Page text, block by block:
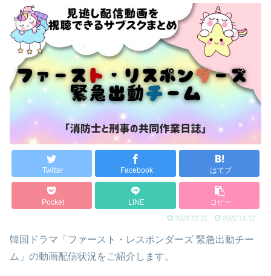
Twitter Facebook はてブ
Pocket LINE コピー
2023.12.21 2022.11.12
韓国ドラマ「ファースト・レスポンダーズ 緊急出動チー
ム」の動画配信状況をご紹介します。